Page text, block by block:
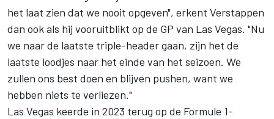
het laat zien dat we nooit opgeven", erkent Verstappen
dan ook als hij vooruitblikt op de GP van Las Vegas. "Nu
we naar de laatste triple-header gaan, zijn het de
laatste loodjes naar het einde van het seizoen. We
zullen ons best doen en blijven pushen, want we
hebben niets te verliezen."
Las Vegas keerde in 2023 terug op de Formule 1-